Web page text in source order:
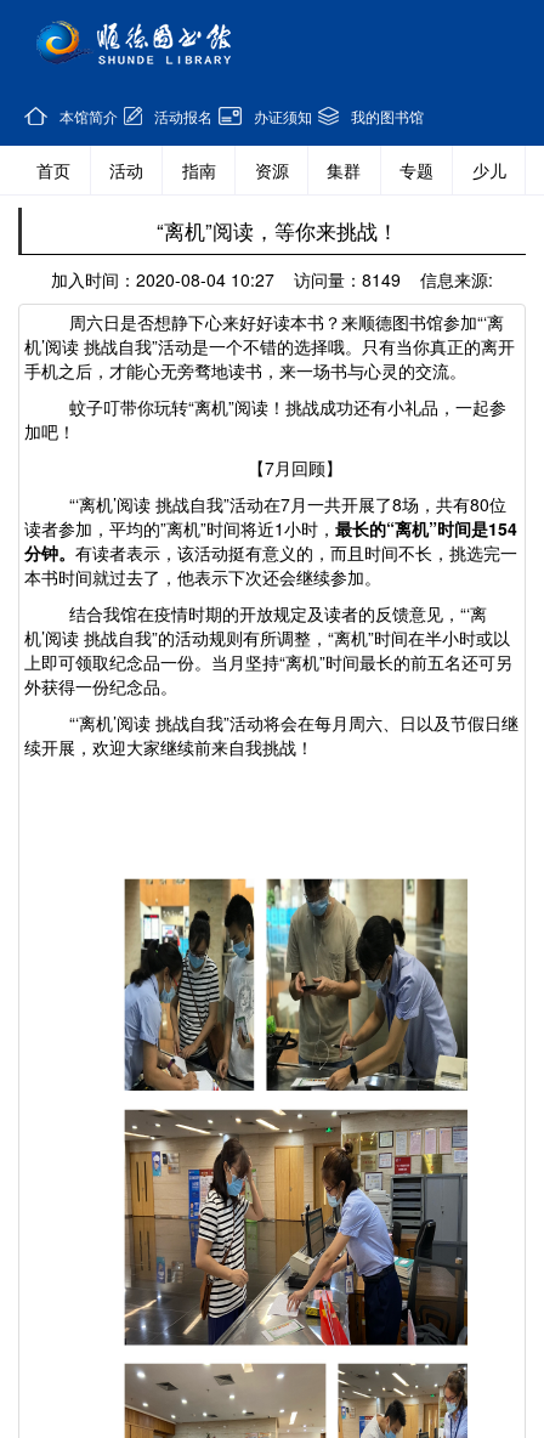
本馆简介 活动报名 办证须知 我的图书馆
首页 活动 指南 资源 集群 专题 少儿
“离机”阅读，等你来挑战！
加入时间：2020-08-04 10:27 访问量：8149 信息来源:
周六日是否想静下心来好好读本书？来顺德图书馆参加“‘离
机’阅读 挑战自我”活动是一个不错的选择哦。只有当你真正的离开
手机之后，才能心无旁骛地读书，来一场书与心灵的交流。
蚊子叮带你玩转“离机”阅读！挑战成功还有小礼品，一起参
加吧！
【7月回顾】
“‘离机’阅读 挑战自我”活动在7月一共开展了8场，共有80位
读者参加，平均的”离机”时间将近1小时， 最长的“离机”时间是154
分钟。 有读者表示，该活动挺有意义的，而且时间不长，挑选完一
本书时间就过去了，他表示下次还会继续参加。
结合我馆在疫情时期的开放规定及读者的反馈意见，“‘离
机’阅读 挑战自我”的活动规则有所调整，“离机”时间在半小时或以
上即可领取纪念品一份。当月坚持“离机”时间最长的前五名还可另
外获得一份纪念品。
“‘离机’阅读 挑战自我”活动将会在每月周六、日以及节假日继
续开展，欢迎大家继续前来自我挑战！